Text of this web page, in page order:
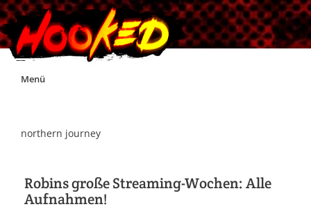
Skip
Menü
Impressum
northern journey
Robins große Streaming-Wochen: Alle
Aufnahmen!